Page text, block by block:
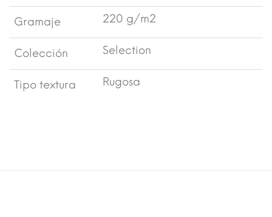
Gramaje 220 g/m2
Colección Selection
Tipo textura Rugosa